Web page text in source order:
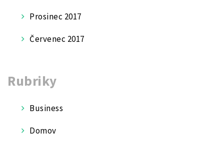
Prosinec 2017
Červenec 2017
Rubriky
Business
Domov